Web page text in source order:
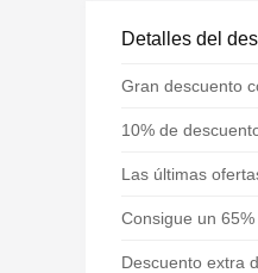
Detalles del
Gran descuento
10% de
Las últimas
Consigue un
Descuento extra